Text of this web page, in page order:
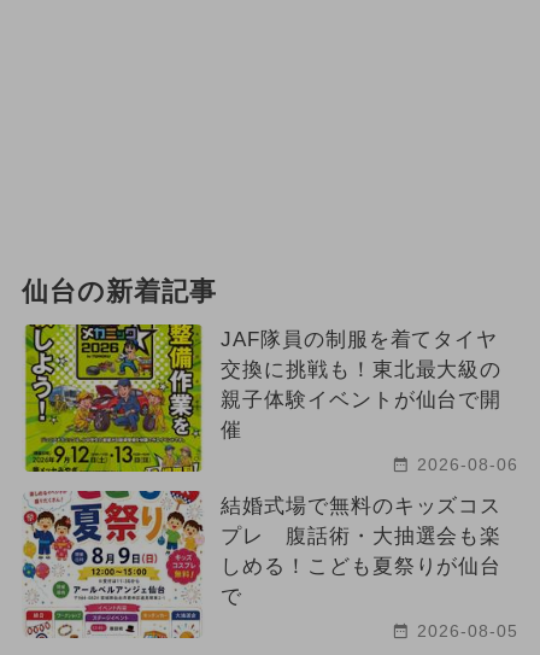
仙台の新着記事
JAF隊員の制服を着てタイヤ
交換に挑戦も！東北最大級の
親子体験イベントが仙台で開
催
2026-08-06
結婚式場で無料のキッズコス
プレ 腹話術・大抽選会も楽
しめる！こども夏祭りが仙台
で
2026-08-05